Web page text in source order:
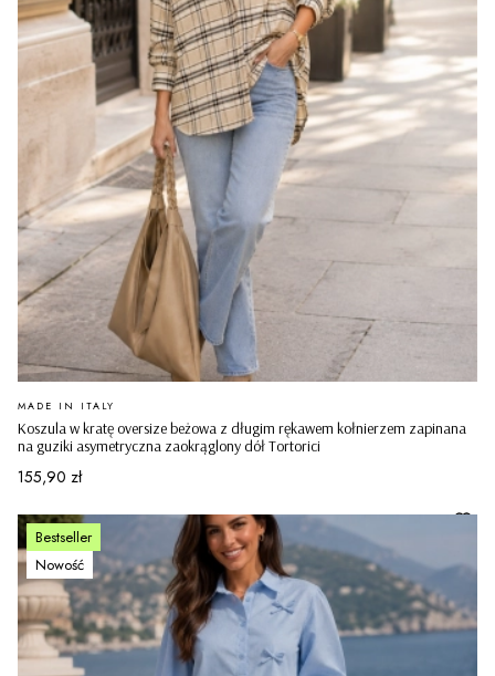
Koszula w kratę oversize beżowa z długim rękawem kołnierzem zapinana
na guziki asymetryczna zaokrąglony dół Tortorici
PRODUCENT
MADE IN ITALY
Cena
155,90 zł
Bestseller
Nowość